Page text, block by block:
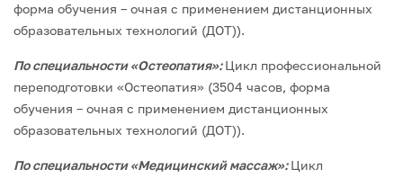
форма обучения – очная с применением дистанционных
образовательных технологий (ДОТ)).
По специальности «Остеопатия»: Цикл профессиональной
переподготовки «Остеопатия» (3504 часов, форма
обучения – очная с применением дистанционных
образовательных технологий (ДОТ)).
По специальности «Медицинский массаж»: Цикл